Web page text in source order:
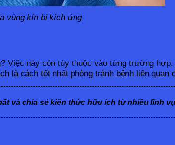
vùng kín bị kích ứng
Việc này còn tùy thuộc vào từng trường
là cách tốt nhất phòng tránh bệnh liên quan
và chia sẻ kiến thức hữu ích từ nhiều lĩnh